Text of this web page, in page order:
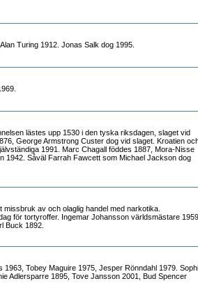
Turing 1912. Jonas Salk dog 1995.
lästes upp 1530 i den tyska riksdagen, slaget vid
George Armstrong Custer dog vid slaget. Kroatien
1991. Marc Chagall föddes 1887, Mora-Nisse
1942. Såväl Farrah Fawcett som Michael Jackson dog
missbruk av och olaglig handel med narkotika.
för tortyroffer. Ingemar Johansson världsmästare 1959.
Buck 1892.
1963, Tobey Maguire 1975, Jesper Rönndahl 1979.
Adlersparre 1895, Tove Jansson 2001, Bud Spencer